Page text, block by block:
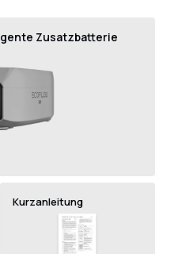
Zusatzbatterie
Kurzanleitung